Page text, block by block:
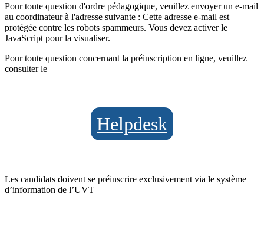
Pour toute question d'ordre pédagogique, veuillez envoyer un e-mail
au coordinateur à l'adresse suivante : Cette adresse e-mail est
protégée contre les robots spammeurs. Vous devez activer le
JavaScript pour la visualiser.
Pour toute question concernant la préinscription en ligne, veuillez
consulter le
Helpdesk
Les candidats doivent se préinscrire exclusivement via le système
d’information de l’UVT